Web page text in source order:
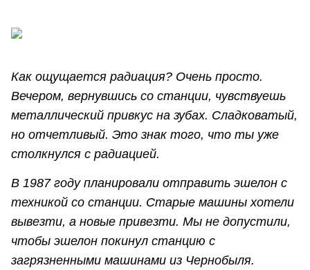
Как ощущается радиация? Очень просто.
Вечером, вернувшись со станции, чувствуешь
металлический привкус на зубах. Сладковатый,
но отчетливый. Это знак того, что ты уже
столкнулся с радиацией.
В 1987 году планировали отправить эшелон с
техникой со станции. Старые машины хотели
вывезти, а новые привезти. Мы не допустили,
чтобы эшелон покинул станцию с
загрязненными машинами из Чернобыля.